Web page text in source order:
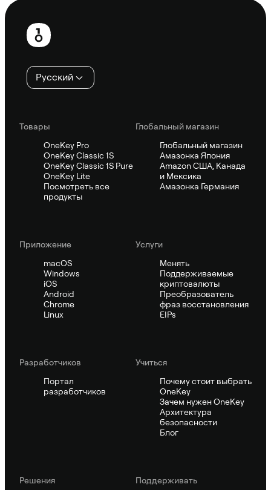
Нижний
колонтитул
Русский
Товары
OneKey Pro
OneKey Classic 1S
OneKey Classic 1S Pure
OneKey Lite
Посмотреть все
продукты
Глобальный магазин
Глобальный магазин
Амазонка Япония
Amazon США, Канада
и Мексика
Амазонка Германия
Приложение
macOS
Windows
iOS
Android
Chrome
Linux
Услуги
Менять
Поддерживаемые
криптовалюты
Преобразователь
фраз восстановления
EIPs
Pазработчиков
Портал
разработчиков
Учиться
Почему стоит выбрать
OneKey
Зачем нужен OneKey
Архитектура
безопасности
Блог
Решения
Поддерживать